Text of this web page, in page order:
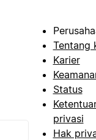
Tentang
Karier
Status
privasi
Hak